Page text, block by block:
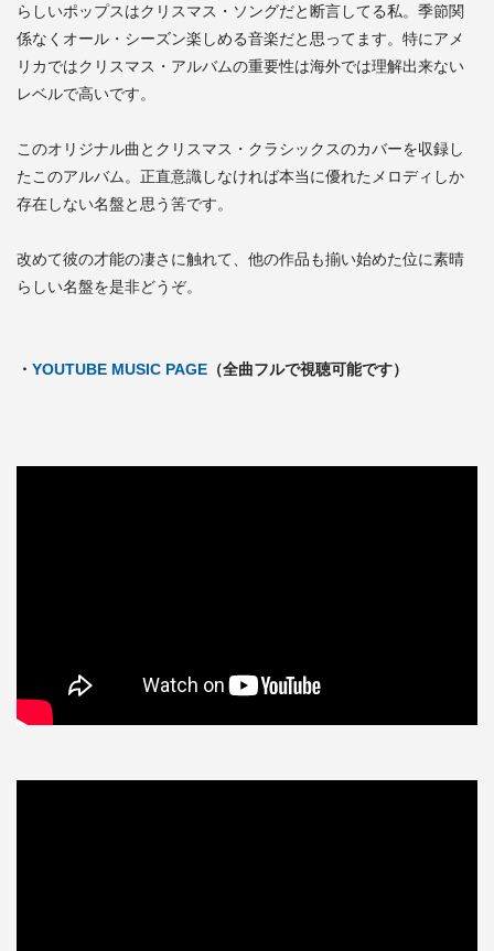
らしいポップスはクリスマス・ソングだと断言してる私。季節関
係なくオール・シーズン楽しめる音楽だと思ってます。特にアメ
リカではクリスマス・アルバムの重要性は海外では理解出来ない
レベルで高いです。
このオリジナル曲とクリスマス・クラシックスのカバーを収録し
たこのアルバム。正直意識しなければ本当に優れたメロディしか
存在しない名盤と思う筈です。
改めて彼の才能の凄さに触れて、他の作品も揃い始めた位に素晴
らしい名盤を是非どうぞ。
・ YOUTUBE MUSIC PAGE （全曲フルで視聴可能です）